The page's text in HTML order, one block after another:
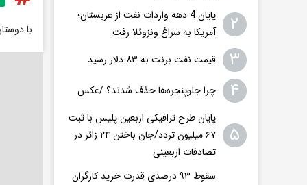
با ۲
پایان 4 دهه واردات نفت از عربستان؛
آمریکا به سراغ ونزوئلا رفت
۳ قیمت نفت برنت به ۸۳ دلار رسید
۴ چرا جلوپنجره‌ها حذف شدند؟ /عکس
۵
پایان طرح ترافیکی اربعین پلیس با ثبت
۶۷ میلیون تردد/جان باختن ۲۴ زائر در
تصادفات اربعینی
سقوط ۹۳ درصدی قدرت خرید کارگران